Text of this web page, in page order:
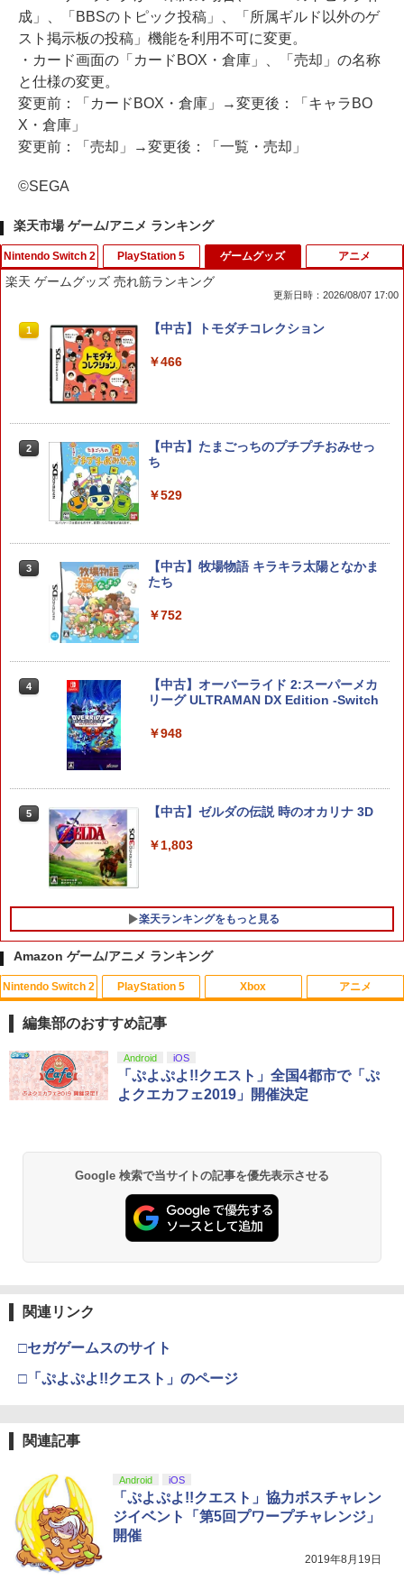
成」、「BBSのトピック投稿」、「所属ギルド以外のゲ
スト掲示板の投稿」機能を利用不可に変更。
・カード画面の「カードBOX・倉庫」、「売却」の名称
と仕様の変更。
変更前：「カードBOX・倉庫」→変更後：「キャラBO
X・倉庫」
変更前：「売却」→変更後：「一覧・売却」
©SEGA
楽天市場 ゲーム/アニメ ランキング
Nintendo Switch 2
1
【当店独自で＋P10倍★要エントリー】
ぬいポーチ for Nintendo Swich 2(ニン
￥6,150
コーエーテクモゲームス 真・三國無双2
￥6,640
船＆かけだし騎士の応援パック・かけだ
し騎士のスタートダッシュパック)
Nintendo Switch 2 Edition
5
任天堂 【Switch2】ゼルダの伝説 ブレス
オブ ザ ワイルド Nintendo Switch 2 Ed
ition [NXS-P-AAAAH NSW2 ゼルダノデ
ンセツ ブレス オブ ザ ワイルド]
￥7,710
PlayStation 5
1
PS5 スティックカバー コントローラー
ローラー / PS5 コントローラー / PS5 コ
対応 ブラック 2個入
￥630
￥1,079
￥1,480
用 ホコリキャッチャー2【ホコリ侵入防
止/USBキャップ/コントローラ用キャッ
プ/統一デザイン/PS5（CFI-2000）両エ
ブラック
【レビュー評価上昇中】 新型 PS5 Slim /
PS5 Pro 冷却ファン PS5スリム用 冷却
ファン 自動温度検出 3段階風速調整 LED
ライト USB付き 低騒音 急速冷却 放熱
対応 PS5 周辺機器 PS5 Pro 新型PS5
￥2,580
ゲームグッズ
楽天 ゲームグッズ 売れ筋ランキング
更新日時：2026/08/07 17:00
1 【中古】トモダチコレクション
￥466
2
【中古】たまごっちのプチプチおみせっ
ち
￥529
3
【中古】牧場物語 キラキラ太陽となかま
たち
￥752
4
【中古】オーバーライド 2:スーパーメカ
リーグ ULTRAMAN DX Edition -Switch
￥948
5 【中古】ゼルダの伝説 時のオカリナ 3D
￥1,803
楽天ランキングをもっと見る
アニメ
1
【中古】【未使用品】ミラベルと魔法だ
らけの家 MovieNEX [DVDのみ]
￥5,480
4
ヤマトよ永遠に REBEL3199 7＜最終巻
5
ヤマトよ永遠に REBEL3199 6【Blu-ra
y】 [ 西崎義展 ]
Amazon ゲーム/アニメ ランキング
Nintendo Switch 2
1
スプラトゥーン レイダース|オンライン
コード版
スプラトゥーン レイダース -Switch2
￥6,455
3
￥55,871
4
￥9,000
5
PlayStation 5
1
PlayStation 5 デジタル・エディション
日本語専用 Console Language: Japan
ese only (CFI-2200B01)
プロダクトコード 封入
3
￥10,737
5
【純正品】DualSense ワイヤレスコン
Xbox
1
【純正品】Xbox ワイヤレス コントロー
ラー + USB-C® ケーブル
Xbox プリペイドカード 5,000円 デジタ
ンラインコード]
3
￥7,681
5
アニメ
1
【Amazon.co.jp限定】劇場版モノノ怪
第三章 蛇神 (Amazon.co.jp限定オリジ
ナル三方背収納ケース付きコレクション)
(オリジナル特典:オリジナル巾着＋メー
ボード付) [Blu-ray]
￥10,780
窩座再来 通常版 [Blu-ray]
3
劇場版「鬼滅の刃」無限城編 第一章 猗
4
劇場版「鬼滅の刃」無限城編 第一章 猗
窩座再来 完全生産限定版 [Blu-ray]
編集部のおすすめ記事
Android iOS
「ぷよぷよ!!クエスト」全国4都市で「ぷ
よクエカフェ2019」開催決定
Google 検索で当サイトの記事を優先表示させる
関連リンク
□セガゲームスのサイト
□「ぷよぷよ!!クエスト」のページ
関連記事
Android iOS
「ぷよぷよ!!クエスト」協力ボスチャレン
ジイベント「第5回プワープチャレンジ」
開催
2019年8月19日